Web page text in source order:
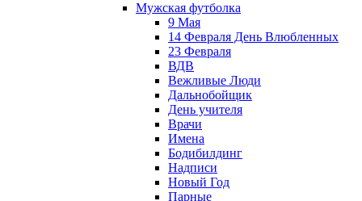
Мужская футболка
9 Мая
14 Февраля День Влюбленных
23 Февраля
ВДВ
Вежливые Люди
Дальнобойщик
День учителя
Врачи
Имена
Бодибилдинг
Надписи
Новый Год
Парные